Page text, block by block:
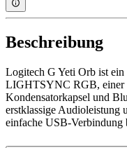
Beschreibung
Logitech G Yeti Orb ist
LIGHTSYNC RGB, einer
Kondensatorkapsel und
erstklassige Audioleistung
einfache USB-Verbindung